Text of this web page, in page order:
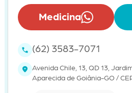
Medicina
(62) 3583-7071
Avenida Chile, 13, QD 13,
Aparecida de Goiânia-GO /